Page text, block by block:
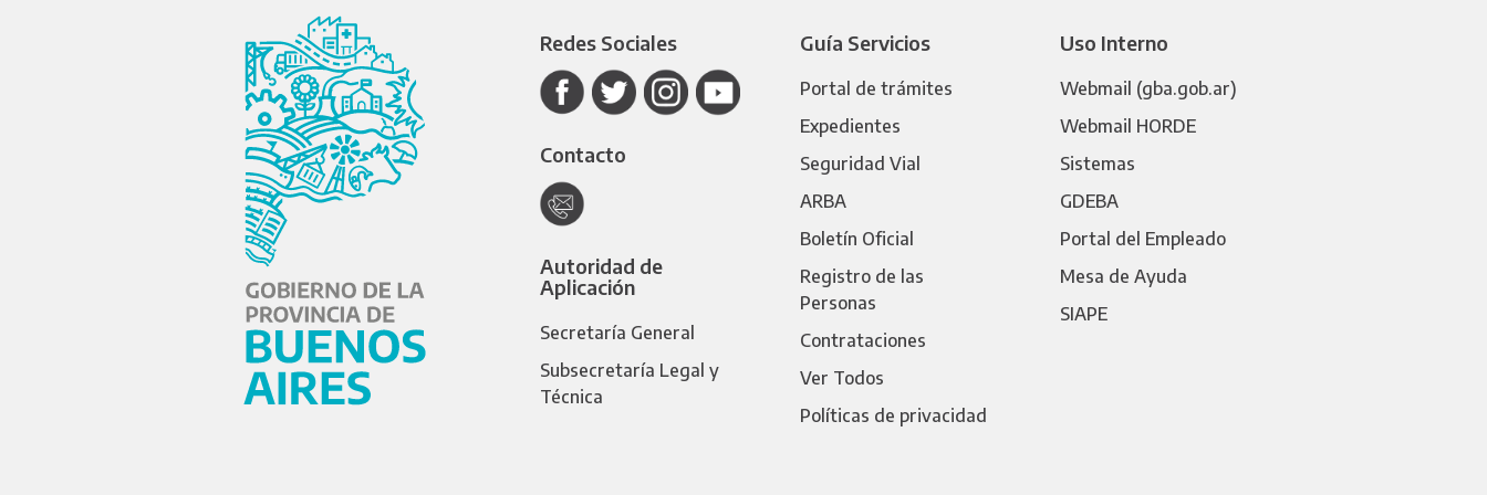
Redes Sociales
Contacto
Autoridad de
Aplicación
Secretaría General
Subsecretaría Legal y
Técnica
Guía Servicios
Portal de trámites
Expedientes
Seguridad Vial
ARBA
Boletín Oficial
Registro de las
Personas
Contrataciones
Ver Todos
Políticas de privacidad
Uso Interno
Webmail (gba.gob.ar)
Webmail HORDE
Sistemas
GDEBA
Portal del Empleado
Mesa de Ayuda
SIAPE